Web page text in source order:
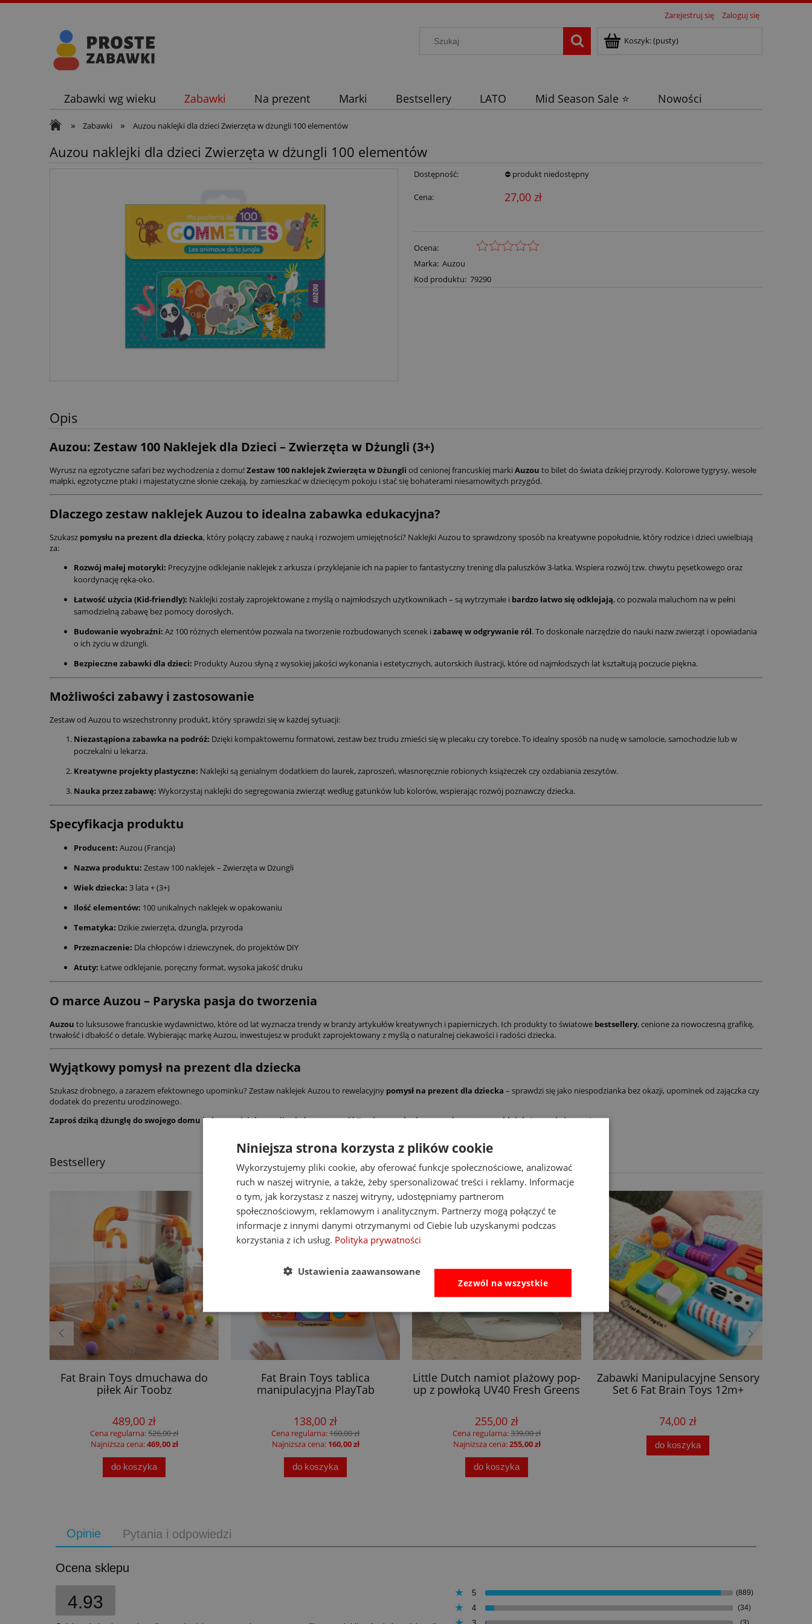
Zarejestruj się Zaloguj się
Koszyk:(pusty)
Zabawki wg wieku Zabawki Na prezent Marki Bestsellery LATO Mid Season Sale ⭐ Nowości
» Zabawki » Auzou naklejki dla dzieci Zwierzęta w dżungli 100 elementów
Auzou naklejki dla dzieci Zwierzęta w dżungli 100 elementów
Dostępność: ⛔ produkt niedostępny
Cena: 27,00 zł
Ocena:
Marka: Auzou
Kod produktu: 79290
Opis
Auzou: Zestaw 100 Naklejek dla Dzieci – Zwierzęta w Dżungli (3+)
Wyrusz na egzotyczne safari bez wychodzenia z domu!Zestaw 100 naklejek Zwierzęta w Dżungli od cenionej francuskiej marki Auzou to bilet do świata dzikiej przyrody. Kolorowe tygrysy, wesołe
małpki, egzotyczne ptaki i majestatyczne słonie czekają, by zamieszkać w dziecięcym pokoju i stać się bohaterami niesamowitych przygód.
Dlaczego zestaw naklejek Auzou to idealna zabawka edukacyjna?
Szukasz pomysłu na prezent dla dziecka, który połączy zabawę z nauką i rozwojem umiejętności? Naklejki Auzou to sprawdzony sposób na kreatywne popołudnie, który rodzice i dzieci uwielbiają
za:
Rozwój małej motoryki: Precyzyjne odklejanie naklejek z arkusza i przyklejanie ich na papier to fantastyczny trening dla paluszków 3-latka. Wspiera rozwój tzw. chwytu pęsetkowego oraz
koordynację ręka-oko.
Łatwość użycia (Kid-friendly): Naklejki zostały zaprojektowane z myślą o najmłodszych użytkownikach – są wytrzymałe i bardzo łatwo się odklejają, co pozwala maluchom na w pełni
samodzielną zabawę bez pomocy dorosłych.
Budowanie wyobraźni: Aż 100 różnych elementów pozwala na tworzenie rozbudowanych scenek i zabawę w odgrywanie ról. To doskonałe narzędzie do nauki nazw zwierząt i opowiadania
o ich życiu w dżungli.
Bezpieczne zabawki dla dzieci: Produkty Auzou słyną z wysokiej jakości wykonania i estetycznych, autorskich ilustracji, które od najmłodszych lat kształtują poczucie piękna.
Możliwości zabawy i zastosowanie
Zestaw od Auzou to wszechstronny produkt, który sprawdzi się w każdej sytuacji:
Niezastąpiona zabawka na podróż: Dzięki kompaktowemu formatowi, zestaw bez trudu zmieści się w plecaku czy torebce. To idealny sposób na nudę w samolocie, samochodzie lub w
poczekalni u lekarza.
Kreatywne projekty plastyczne: Naklejki są genialnym dodatkiem do laurek, zaproszeń, własnoręcznie robionych książeczek czy ozdabiania zeszytów.
Nauka przez zabawę: Wykorzystaj naklejki do segregowania zwierząt według gatunków lub kolorów, wspierając rozwój poznawczy dziecka.
Specyfikacja produktu
Producent: Auzou (Francja)
Nazwa produktu: Zestaw 100 naklejek – Zwierzęta w Dżungli
Wiek dziecka: 3 lata + (3+)
Ilość elementów: 100 unikalnych naklejek w opakowaniu
Tematyka: Dzikie zwierzęta, dżungla, przyroda
Przeznaczenie: Dla chłopców i dziewczynek, do projektów DIY
Atuty: Łatwe odklejanie, poręczny format, wysoka jakość druku
O marce Auzou – Paryska pasja do tworzenia
Auzou to luksusowe francuskie wydawnictwo, które od lat wyznacza trendy w branży artykułów kreatywnych i papierniczych. Ich produkty to światowe bestsellery, cenione za nowoczesną grafikę,
trwałość i dbałość o detale. Wybierając markę Auzou, inwestujesz w produkt zaprojektowany z myślą o naturalnej ciekawości i radości dziecka.
Wyjątkowy pomysł na prezent dla dziecka
Szukasz drobnego, a zarazem efektownego upominku? Zestaw naklejek Auzou to rewelacyjny pomysł na prezent dla dziecka – sprawdzi się jako niespodzianka bez okazji, upominek od zajączka czy
dodatek do prezentu urodzinowego.
Zaproś dziką dżunglę do swojego domu i obserwuj, jak rozwija się kreatywność Twojego malucha – zamów zestaw naklejek Auzou już teraz!
Bestsellery
Fat Brain Toys dmuchawa do
piłek Air Toobz
489,00 zł
Cena regularna:526,00 zł
Najniższa cena:469,00 zł
do koszyka
Fat Brain Toys tablica
manipulacyjna PlayTab
138,00 zł
Cena regularna:160,00 zł
Najniższa cena: 160,00 zł
do koszyka
Little Dutch namiot plażowy pop-
up z powłoką UV40 Fresh Greens
255,00 zł
Cena regularna:339,00 zł
Najniższa cena:255,00 zł
do koszyka
Zabawki Manipulacyjne Sensory
Set 6 Fat Brain Toys 12m+
74,00 zł
do koszyka
Opinie Pytania i odpowiedzi
Ocena sklepu
4.93 5 (889)
4 (34)
Niniejsza strona korzysta z plików cookie
Wykorzystujemy pliki cookie, aby oferować funkcje społecznościowe, analizować
ruch w naszej witrynie, a także, żeby spersonalizować treści i reklamy. Informacje
o tym, jak korzystasz z naszej witryny, udostępniamy partnerom
społecznościowym, reklamowym i analitycznym. Partnerzy mogą połączyć te
informacje z innymi danymi otrzymanymi od Ciebie lub uzyskanymi podczas
korzystania z ich usług. Polityka prywatności
Zezwól na wszystkie
Ustawienia zaawansowane